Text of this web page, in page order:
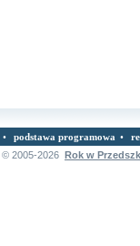
• podstawa programowa •
2005-2026 Rok w